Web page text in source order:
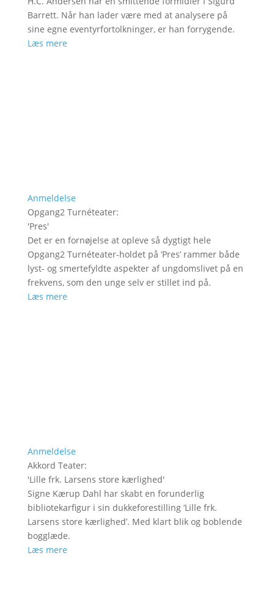
Barrett. Når han lader være med at analysere på
sine egne eventyrfortolkninger, er han forrygende.
Læs mere
Anmeldelse
Opgang2 Turnéteater:
'Pres'
Det er en fornøjelse at opleve så dygtigt hele
Opgang2 Turnéteater-holdet på ’Pres’ rammer både
lyst- og smertefyldte aspekter af ungdomslivet på en
frekvens, som den unge selv er stillet ind på.
Læs mere
Anmeldelse
Akkord Teater:
'Lille frk. Larsens store kærlighed'
Signe Kærup Dahl har skabt en forunderlig
bibliotekarfigur i sin dukkeforestilling ’Lille frk.
Larsens store kærlighed’. Med klart blik og boblende
bogglæde.
Læs mere